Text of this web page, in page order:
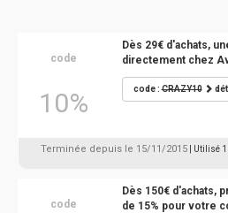
code
10%
Dès 29€ d'achats,
directement chez
code :CRAZY10
Terminée depuis le 15/11/2015 | Utilisé
code
Dès 150€ d'achats,
de 15% pour votre